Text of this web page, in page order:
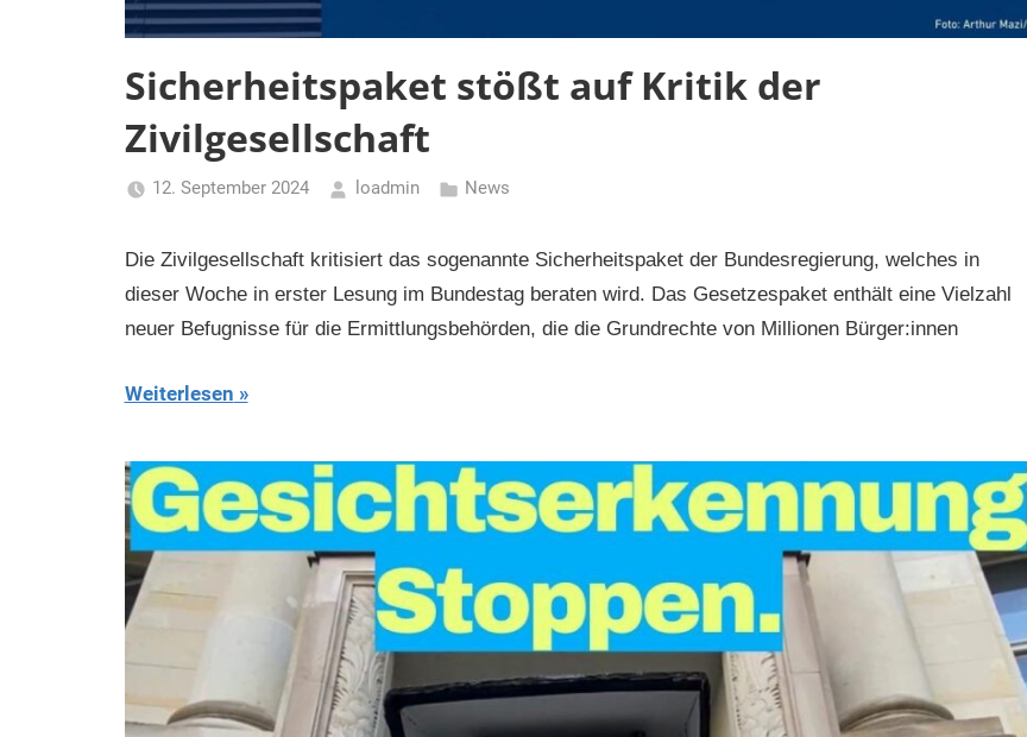
Sicherheitspaket stößt auf Kritik der
Zivilgesellschaft
12. September 2024 loadmin News
Die Zivilgesellschaft kritisiert das sogenannte Sicherheitspaket der Bundesregierung, welches in
dieser Woche in erster Lesung im Bundestag beraten wird. Das Gesetzespaket enthält eine Vielzahl
neuer Befugnisse für die Ermittlungsbehörden, die die Grundrechte von Millionen Bürger:innen
Weiterlesen